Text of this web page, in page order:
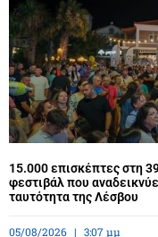
15.000 επισκέπτες στη
φεστιβάλ που
ταυτότητα της Λέσβου
05/08/2026 3:07 μμ